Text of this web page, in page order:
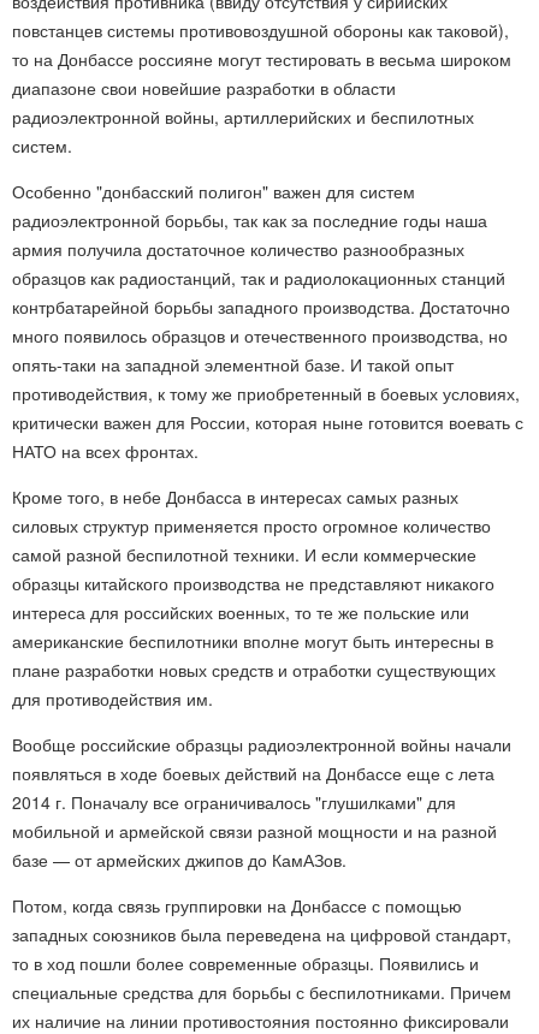
повстанцев системы противовоздушной обороны как таковой),
то на Донбассе россияне могут тестировать в весьма широком
диапазоне свои новейшие разработки в области
радиоэлектронной войны, артиллерийских и беспилотных
систем.
Особенно "донбасский полигон" важен для систем
радиоэлектронной борьбы, так как за последние годы наша
армия получила достаточное количество разнообразных
образцов как радиостанций, так и радиолокационных станций
контрбатарейной борьбы западного производства. Достаточно
много появилось образцов и отечественного производства, но
опять-таки на западной элементной базе. И такой опыт
противодействия, к тому же приобретенный в боевых условиях,
критически важен для России, которая ныне готовится воевать с
НАТО на всех фронтах.
Кроме того, в небе Донбасса в интересах самых разных
силовых структур применяется просто огромное количество
самой разной беспилотной техники. И если коммерческие
образцы китайского производства не представляют никакого
интереса для российских военных, то те же польские или
американские беспилотники вполне могут быть интересны в
плане разработки новых средств и отработки существующих
для противодействия им.
Вообще российские образцы радиоэлектронной войны начали
появляться в ходе боевых действий на Донбассе еще с лета
2014 г. Поначалу все ограничивалось "глушилками" для
мобильной и армейской связи разной мощности и на разной
базе — от армейских джипов до КамАЗов.
Потом, когда связь группировки на Донбассе с помощью
западных союзников была переведена на цифровой стандарт,
то в ход пошли более современные образцы. Появились и
специальные средства для борьбы с беспилотниками. Причем
их наличие на линии противостояния постоянно фиксировали